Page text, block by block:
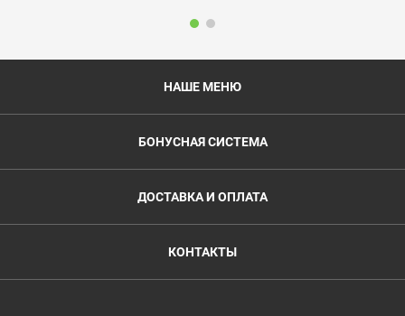
НАШЕ МЕНЮ
БОНУСНАЯ СИСТЕМА
ДОСТАВКА И ОПЛАТА
КОНТАКТЫ